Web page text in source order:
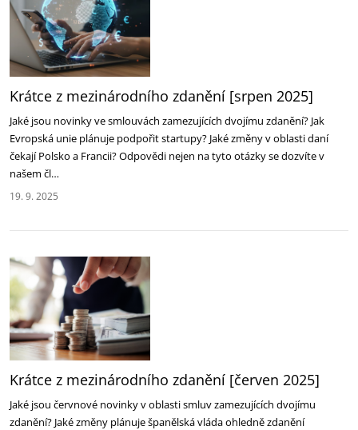
Krátce z mezinárodního zdanění [srpen 2025]‎
Jaké jsou novinky ve smlouvách zamezujících dvojímu zdanění? Jak
Evropská unie plánuje podpořit ‎startupy? Jaké změny v oblasti daní
čekají Polsko a Francii? Odpovědi nejen na tyto otázky se dozvíte ‎v
našem čl…
19. 9. 2025
Krátce z mezinárodního zdanění [červen 2025]‎
Jaké jsou červnové novinky v oblasti smluv zamezujících dvojímu
zdanění? Jaké změny plánuje ‎španělská vláda ohledně zdanění